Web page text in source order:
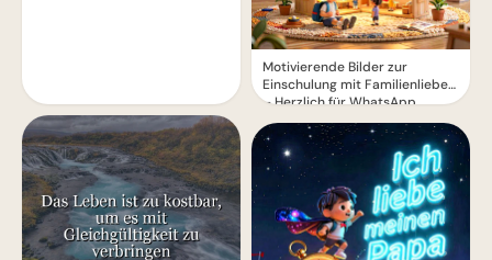
Motivierende Bilder zur
Einschulung mit Familienliebe
– Herzlich für WhatsApp